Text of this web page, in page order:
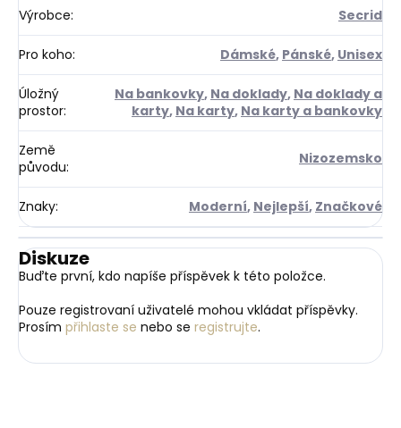
Výrobce: Secrid
Pro koho: Dámské, Pánské, Unisex
Úložný
prostor:
Na bankovky, Na doklady, Na doklady a
karty, Na karty, Na karty a bankovky
Země
původu: Nizozemsko
Znaky: Moderní, Nejlepší, Značkové
Diskuze
Buďte první, kdo napíše příspěvek k této položce.
Pouze registrovaní uživatelé mohou vkládat příspěvky.
Prosím přihlaste se nebo se registrujte.